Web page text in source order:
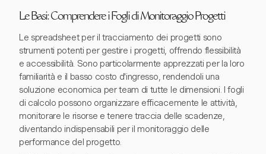
Le Basi: Comprendere i Fogli di Monitoraggio Progetti
Le spreadsheet per il tracciamento dei progetti sono
strumenti potenti per gestire i progetti, offrendo flessibilità
e accessibilità. Sono particolarmente apprezzati per la loro
familiarità e il basso costo d'ingresso, rendendoli una
soluzione economica per team di tutte le dimensioni. I fogli
di calcolo possono organizzare efficacemente le attività,
monitorare le risorse e tenere traccia delle scadenze,
diventando indispensabili per il monitoraggio delle
performance del progetto.